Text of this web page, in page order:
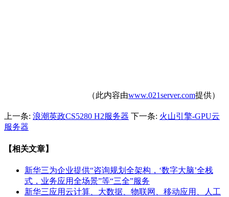
（此内容由www.021server.com提供）
上一条: 浪潮英政CS5280 H2服务器 下一条: 火山引擎-GPU云
服务器
【相关文章】
新华三为企业提供“咨询规划全架构，‘数字大脑’全栈
式，业务应用全场景”等“三全”服务
新华三应用云计算、大数据、物联网、移动应用、人工